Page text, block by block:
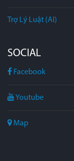
Trợ Lý Luật (AI)
SOCIAL
Facebook
Youtube
Map